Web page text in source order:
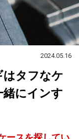
2024.05.16
はタフなケ
緒にインす